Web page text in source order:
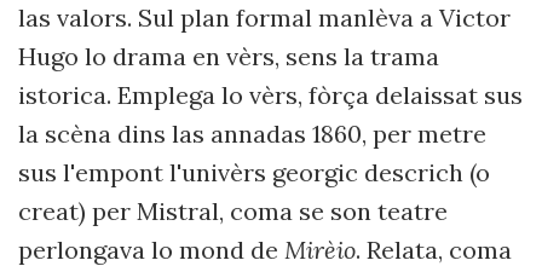
las valors. Sul plan formal manlèva a Victor
Hugo lo drama en vèrs, sens la trama
istorica. Emplega lo vèrs, fòrça delaissat sus
la scèna dins las annadas 1860, per metre
sus l'empont l'univèrs georgic descrich (o
creat) per Mistral, coma se son teatre
perlongava lo mond de Mirèio. Relata, coma